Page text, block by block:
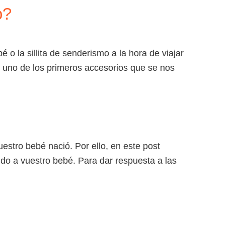
o la sillita de senderismo a la hora de viajar
de los primeros accesorios que se nos
bebé nació. Por ello, en este post
a vuestro bebé. Para dar respuesta a las